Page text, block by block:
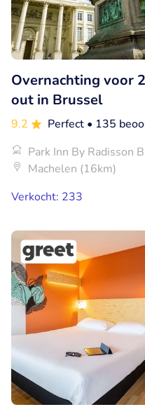
Overnachting voor
out in Brussel
9.2 Perfect • 135
Park Inn By Radisson
Machelen (16km)
Verkocht: 233